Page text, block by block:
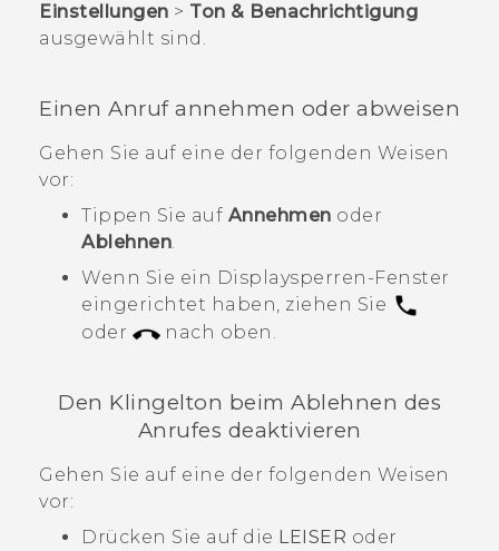
Einstellungen > Ton & Benachrichtigung
ausgewählt sind.
Einen Anruf annehmen oder abweisen
Gehen Sie auf eine der folgenden Weisen
vor:
Tippen Sie auf Annehmen oder
Ablehnen
Wenn Sie ein Displaysperren-Fenster
eingerichtet haben, ziehen Sie
oder
nach oben.
Den Klingelton beim Ablehnen des
Anrufes deaktivieren
Gehen Sie auf eine der folgenden Weisen
vor:
Drücken Sie auf die LEISER oder